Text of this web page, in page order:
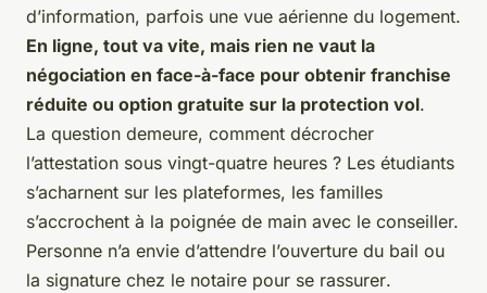
d’information, parfois une vue aérienne du logement.
En ligne, tout va vite, mais rien ne vaut la
négociation en face-à-face pour obtenir franchise
réduite ou option gratuite sur la protection vol.
La question demeure, comment décrocher
l’attestation sous vingt-quatre heures ? Les étudiants
s’acharnent sur les plateformes, les familles
s’accrochent à la poignée de main avec le conseiller.
Personne n’a envie d’attendre l’ouverture du bail ou
la signature chez le notaire pour se rassurer.